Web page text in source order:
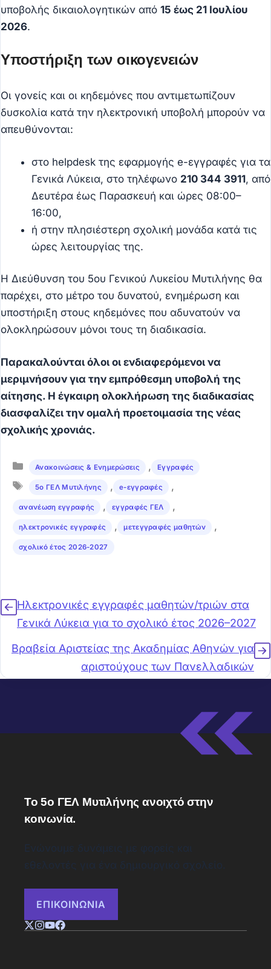
υποβολής δικαιολογητικών από 15 έως 21 Ιουλίου
2026.
Υποστήριξη των οικογενειών
Οι γονείς και οι κηδεμόνες που αντιμετωπίζουν
δυσκολία κατά την ηλεκτρονική υποβολή μπορούν να
απευθύνονται:
στο helpdesk της εφαρμογής e-εγγραφές για τα
Γενικά Λύκεια, στο τηλέφωνο 210 344 3911, από
Δευτέρα έως Παρασκευή και ώρες 08:00–
16:00,
ή στην πλησιέστερη σχολική μονάδα κατά τις
ώρες λειτουργίας της.
Η Διεύθυνση του 5ου Γενικού Λυκείου Μυτιλήνης θα
παρέχει, στο μέτρο του δυνατού, ενημέρωση και
υποστήριξη στους κηδεμόνες που αδυνατούν να
ολοκληρώσουν μόνοι τους τη διαδικασία.
Παρακαλούνται όλοι οι ενδιαφερόμενοι να
μεριμνήσουν για την εμπρόθεσμη υποβολή της
αίτησης. Η έγκαιρη ολοκλήρωση της διαδικασίας
διασφαλίζει την ομαλή προετοιμασία της νέας
σχολικής χρονιάς.
Κατηγορίες
Ανακοινώσεις & Ενημερώσεις , Εγγραφές
Ετικέτες
5ο ΓΕΛ Μυτιλήνης , e-εγγραφές ,
ανανέωση εγγραφής , εγγραφές ΓΕΛ ,
ηλεκτρονικές εγγραφές , μετεγγραφές μαθητών ,
σχολικό έτος 2026-2027
Ηλεκτρονικές εγγραφές μαθητών/τριών στα
Γενικά Λύκεια για το σχολικό έτος 2026–2027
Βραβεία Αριστείας της Ακαδημίας Αθηνών για
αριστούχους των Πανελλαδικών
Το 5ο ΓΕΛ Μυτιλήνης ανοιχτό στην
κοινωνία.
Ενώνουμε δυνάμεις με φορείς και
εθελοντές για ένα δημιουργικό σχολείο.
ΕΠΙΚΟΙΝΩΝΙΑ